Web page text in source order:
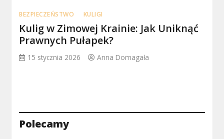
BEZPIECZEŃSTWO KULIGI
Kulig w Zimowej Krainie: Jak Uniknąć
Prawnych Pułapek?
15 stycznia 2026 Anna Domagała
Polecamy